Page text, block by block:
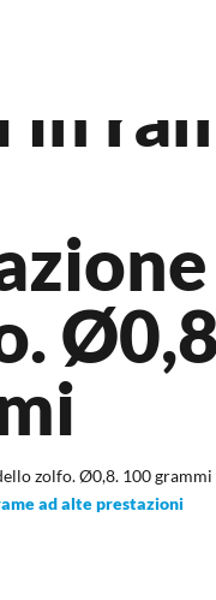
zolfo. Ø0,8. 100 grammi
ad alte prestazioni